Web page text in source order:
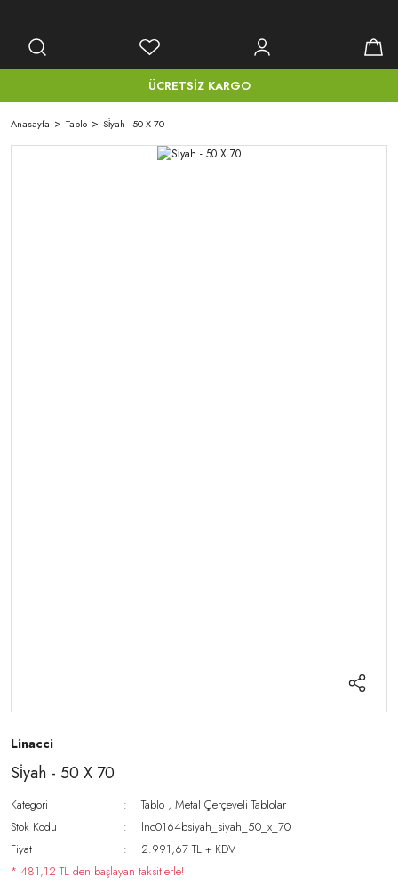
ÜCRETSİZ KARGO
Anasayfa Tablo Si̇yah - 50 X 70
Linacci
Si̇yah - 50 X 70
Kategori Tablo ,Metal Çerçeveli Tablolar
Stok Kodu
lnc0164bsiyah_siyah_50_x_70
Fiyat
2.991,67 TL + KDV
* 481,12 TL den başlayan taksitlerle!